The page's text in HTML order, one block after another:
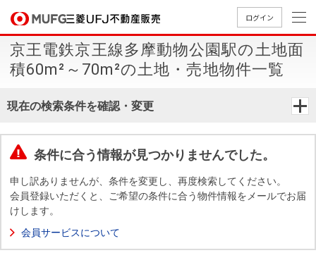
ログイン
買いたいTOP
中古
マン
築・
売りたいTOP
無
料
却
店舗案内TOP
店舗のご
案内（首
案内（名
案内（関
会社情報TOP
ごあいさ
つ
要
Way
採用情報TOP
新卒採用
情報
採用情報
買いたい
売りたい
店舗案内
会社情報
採用情報
京王電鉄京王線多摩動物公園駅の土地面
積60m²～70m²の土地・売地物件一覧
現在の検索条件を確認・変更
条件に合う情報が見つかりませんでした。
申し訳ありませんが、条件を変更し、再度検索してください。
会員登録いただくと、ご希望の条件に合う物件情報をメールでお届
けします。
会員サービスについて